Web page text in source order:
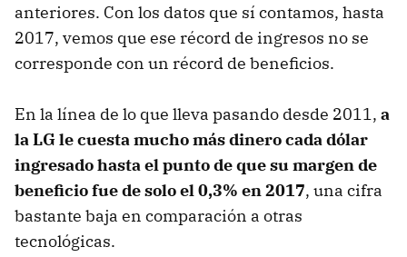
anteriores. Con los datos que sí contamos, hasta
2017, vemos que ese récord de ingresos no se
corresponde con un récord de beneficios.
En la línea de lo que lleva pasando desde 2011, a
la LG le cuesta mucho más dinero cada dólar
ingresado hasta el punto de que su margen de
beneficio fue de solo el 0,3% en 2017, una cifra
bastante baja en comparación a otras
tecnológicas.